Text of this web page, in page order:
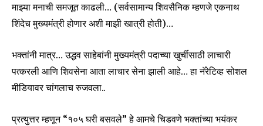
माझ्या मनाची समजूत काढली… (सर्वसामान्य शिवसैनिक म्हणजे एकनाथ
शिंदेच मुख्यमंत्री होणार अशी माझी खात्री होती)…
भक्तांनी मात्र… उद्धव साहेबांनी मुख्यमंत्री पदाच्या खुर्चीसाठी लाचारी
पत्करली आणि शिवसेना आता लाचार सेना झाली आहे… हा नॅरेटिव्ह सोशल
मीडियावर चांगलाच रुजवला..
प्रत्युत्तर म्हणून “१०५ घरी बसवले” हे आमचे चिडवणे भक्तांच्या भयंकर